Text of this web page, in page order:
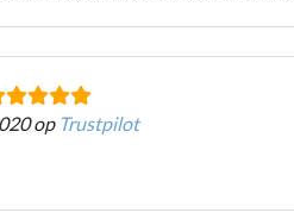
op Trustpilot